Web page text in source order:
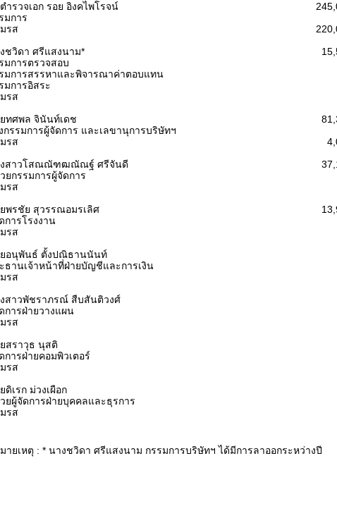
ำรวจเอก รอย อิงคไพโรจน์
มการ
รส
ชวิดา ศรีแสงนาม*
มการตรวจสอบ
มการสรรหาและพิจารณาค่าตอบแทน
มการอิสระ
รส
ทศพล จินันท์เดช
กรรมการผู้จัดการ และเลขานุการบริษัทฯ
รส
สาวโสณณัฑฒณัณฐ์ ศรีจันดี
ยกรรมการผู้จัดการ
รส
พรชัย สุวรรณอมรเลิศ
การโรงงาน
รส
อนุพันธ์ ตั้งปณิธานนันท์
ธานเจ้าหน้าที่ฝ่ายบัญชีและการเงิน
รส
สาวพัชราภรณ์ สืบสันติวงศ์
การฝ่ายวางแผน
รส
สราวุธ นุสติ
การฝ่ายคอมพิวเตอร์
รส
ดิเรก ม่วงเผือก
ยผู้จัดการฝ่ายบุคคลและธุรการ
รส
ายเหตุ : * นางชวิดา ศรีแสงนาม กรรมการบริษัทฯ ได้มีการลาออกระหว่างปี